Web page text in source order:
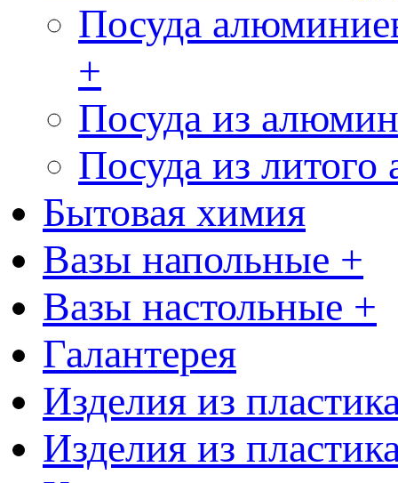
Посуда
+
Посуда из
Посуда из
Бытовая химия
Вазы напольные +
Вазы настольные +
Галантерея
Изделия из
Изделия из